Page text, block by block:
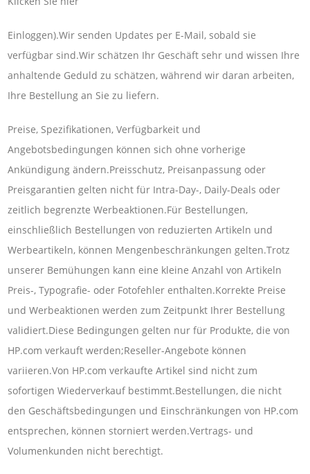
Einloggen).Wir senden Updates per E-Mail, sobald sie
verfügbar sind.Wir schätzen Ihr Geschäft sehr und wissen Ihre
anhaltende Geduld zu schätzen, während wir daran arbeiten,
Ihre Bestellung an Sie zu liefern.
Preise, Spezifikationen, Verfügbarkeit und
Angebotsbedingungen können sich ohne vorherige
Ankündigung ändern.Preisschutz, Preisanpassung oder
Preisgarantien gelten nicht für Intra-Day-, Daily-Deals oder
zeitlich begrenzte Werbeaktionen.Für Bestellungen,
einschließlich Bestellungen von reduzierten Artikeln und
Werbeartikeln, können Mengenbeschränkungen gelten.Trotz
unserer Bemühungen kann eine kleine Anzahl von Artikeln
Preis-, Typografie- oder Fotofehler enthalten.Korrekte Preise
und Werbeaktionen werden zum Zeitpunkt Ihrer Bestellung
validiert.Diese Bedingungen gelten nur für Produkte, die von
HP.com verkauft werden;Reseller-Angebote können
variieren.Von HP.com verkaufte Artikel sind nicht zum
sofortigen Wiederverkauf bestimmt.Bestellungen, die nicht
den Geschäftsbedingungen und Einschränkungen von HP.com
entsprechen, können storniert werden.Vertrags- und
Volumenkunden nicht berechtigt.